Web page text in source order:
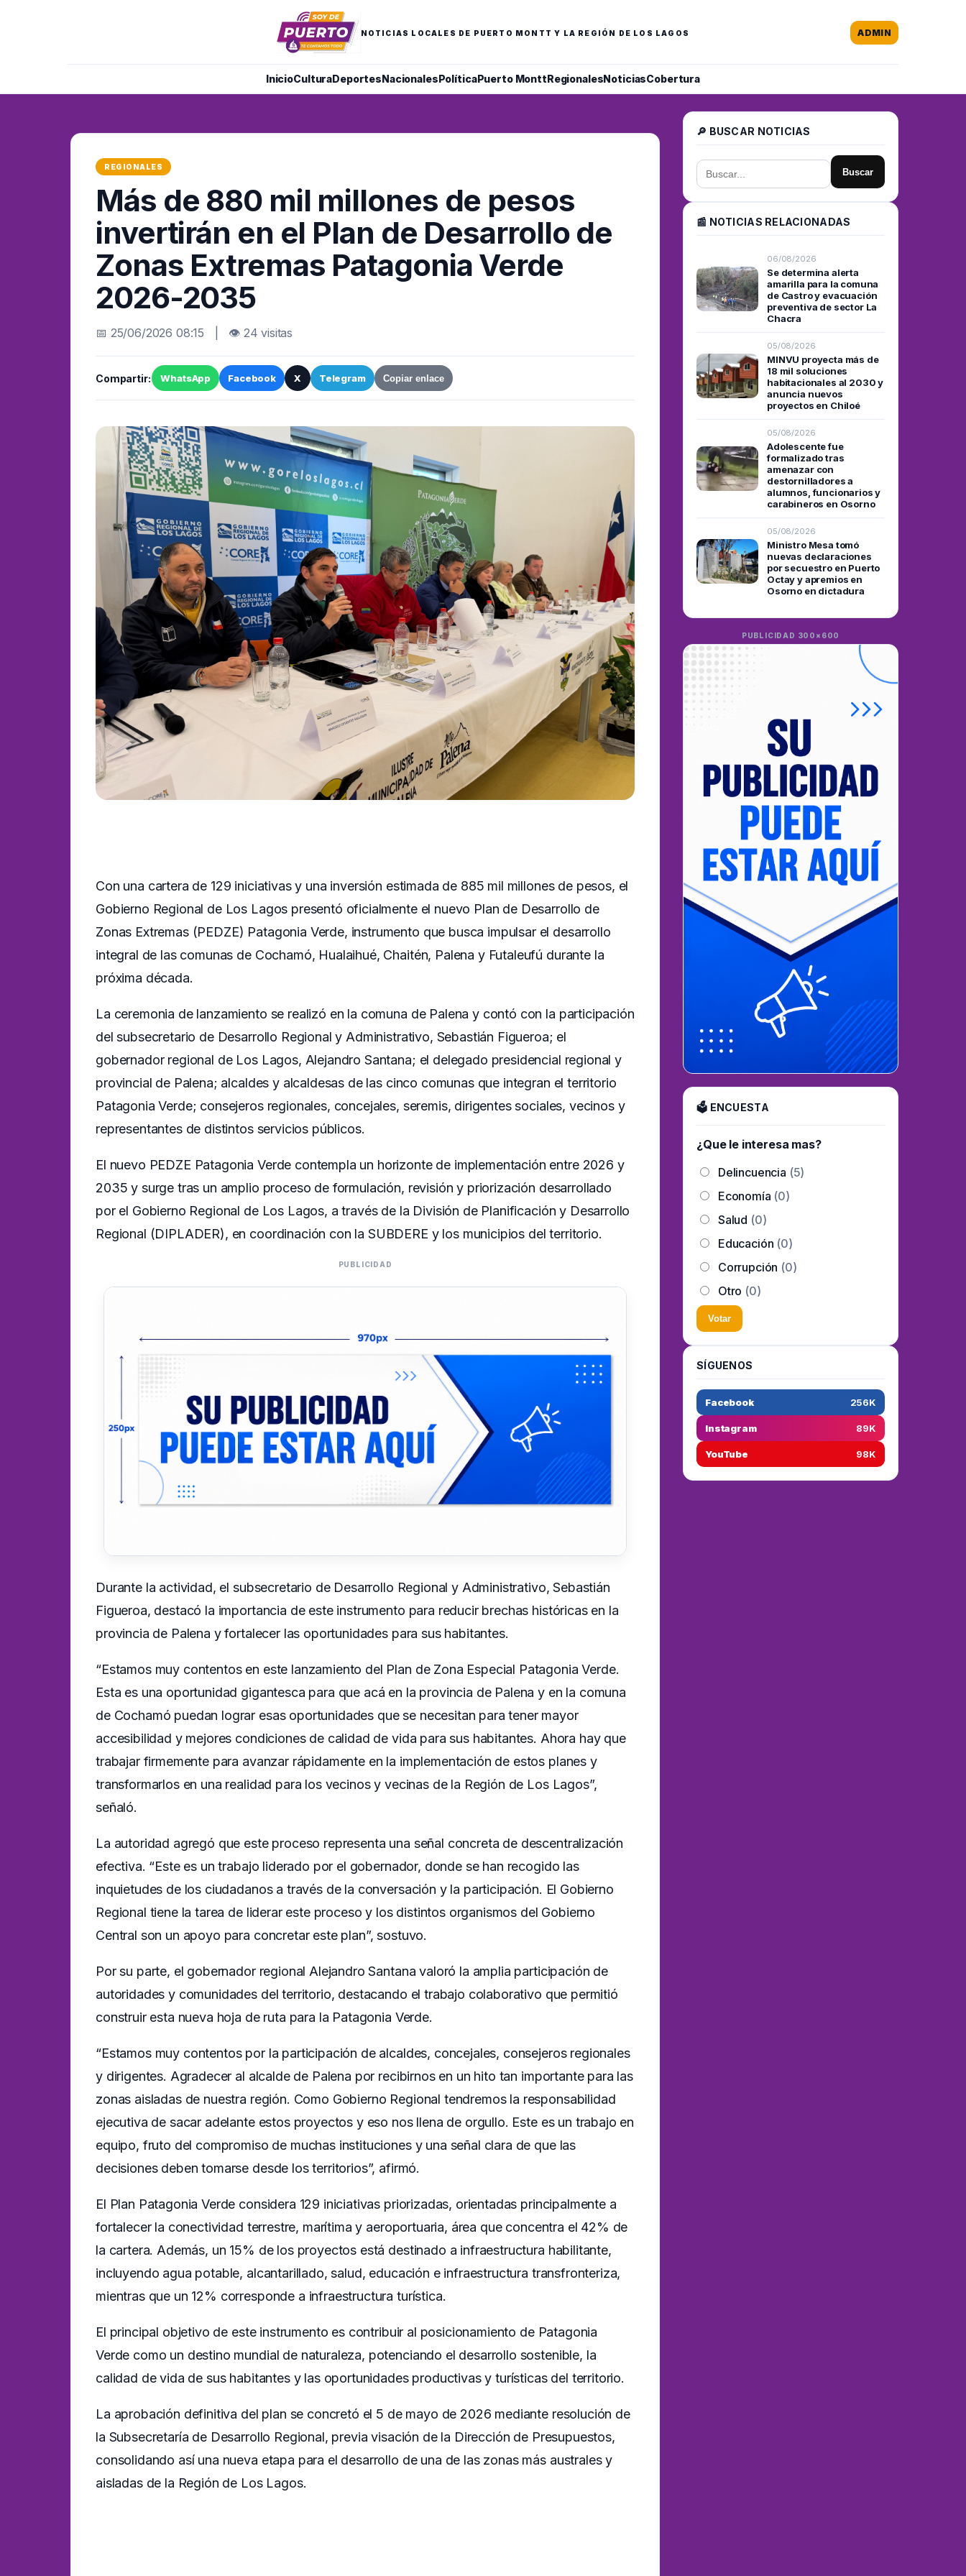
NOTICIAS LOCALES DE PUERTO MONTT Y LA REGIÓN DE LOS LAGOS
InicioCulturaDeportesNacionalesPolíticaPuerto MonttRegionalesNoticiasCobertura
ADMIN
REGIONALES
Más de 880 mil millones de pesos
invertirán en el Plan de Desarrollo de
Zonas Extremas Patagonia Verde
2026-2035
📅 25/06/2026 08:15 | 👁 24 visitas
Compartir: WhatsApp Facebook X Telegram Copiar enlace
Con una cartera de 129 iniciativas y una inversión estimada de 885 mil millones de pesos, el
Gobierno Regional de Los Lagos presentó oficialmente el nuevo Plan de Desarrollo de
Zonas Extremas (PEDZE) Patagonia Verde, instrumento que busca impulsar el desarrollo
integral de las comunas de Cochamó, Hualaihué, Chaitén, Palena y Futaleufú durante la
próxima década.
La ceremonia de lanzamiento se realizó en la comuna de Palena y contó con la participación
del subsecretario de Desarrollo Regional y Administrativo, Sebastián Figueroa; el
gobernador regional de Los Lagos, Alejandro Santana; el delegado presidencial regional y
provincial de Palena; alcaldes y alcaldesas de las cinco comunas que integran el territorio
Patagonia Verde; consejeros regionales, concejales, seremis, dirigentes sociales, vecinos y
representantes de distintos servicios públicos.
El nuevo PEDZE Patagonia Verde contempla un horizonte de implementación entre 2026 y
2035 y surge tras un amplio proceso de formulación, revisión y priorización desarrollado
por el Gobierno Regional de Los Lagos, a través de la División de Planificación y Desarrollo
Regional (DIPLADER), en coordinación con la SUBDERE y los municipios del territorio.
PUBLICIDAD
Durante la actividad, el subsecretario de Desarrollo Regional y Administrativo, Sebastián
Figueroa, destacó la importancia de este instrumento para reducir brechas históricas en la
provincia de Palena y fortalecer las oportunidades para sus habitantes.
“Estamos muy contentos en este lanzamiento del Plan de Zona Especial Patagonia Verde.
Esta es una oportunidad gigantesca para que acá en la provincia de Palena y en la comuna
de Cochamó puedan lograr esas oportunidades que se necesitan para tener mayor
accesibilidad y mejores condiciones de calidad de vida para sus habitantes. Ahora hay que
trabajar firmemente para avanzar rápidamente en la implementación de estos planes y
transformarlos en una realidad para los vecinos y vecinas de la Región de Los Lagos”,
señaló.
La autoridad agregó que este proceso representa una señal concreta de descentralización
efectiva. “Este es un trabajo liderado por el gobernador, donde se han recogido las
inquietudes de los ciudadanos a través de la conversación y la participación. El Gobierno
Regional tiene la tarea de liderar este proceso y los distintos organismos del Gobierno
Central son un apoyo para concretar este plan”, sostuvo.
Por su parte, el gobernador regional Alejandro Santana valoró la amplia participación de
autoridades y comunidades del territorio, destacando el trabajo colaborativo que permitió
construir esta nueva hoja de ruta para la Patagonia Verde.
“Estamos muy contentos por la participación de alcaldes, concejales, consejeros regionales
y dirigentes. Agradecer al alcalde de Palena por recibirnos en un hito tan importante para las
zonas aisladas de nuestra región. Como Gobierno Regional tendremos la responsabilidad
ejecutiva de sacar adelante estos proyectos y eso nos llena de orgullo. Este es un trabajo en
equipo, fruto del compromiso de muchas instituciones y una señal clara de que las
decisiones deben tomarse desde los territorios”, afirmó.
El Plan Patagonia Verde considera 129 iniciativas priorizadas, orientadas principalmente a
fortalecer la conectividad terrestre, marítima y aeroportuaria, área que concentra el 42% de
la cartera. Además, un 15% de los proyectos está destinado a infraestructura habilitante,
incluyendo agua potable, alcantarillado, salud, educación e infraestructura transfronteriza,
mientras que un 12% corresponde a infraestructura turística.
El principal objetivo de este instrumento es contribuir al posicionamiento de Patagonia
Verde como un destino mundial de naturaleza, potenciando el desarrollo sostenible, la
calidad de vida de sus habitantes y las oportunidades productivas y turísticas del territorio.
La aprobación definitiva del plan se concretó el 5 de mayo de 2026 mediante resolución de
la Subsecretaría de Desarrollo Regional, previa visación de la Dirección de Presupuestos,
consolidando así una nueva etapa para el desarrollo de una de las zonas más australes y
aisladas de la Región de Los Lagos.
🔎 BUSCAR NOTICIAS
Buscar
📰 NOTICIAS RELACIONADAS
06/08/2026
Se determina alerta
amarilla para la comuna
de Castro y evacuación
preventiva de sector La
Chacra
05/08/2026
MINVU proyecta más de
18 mil soluciones
habitacionales al 2030 y
anuncia nuevos
proyectos en Chiloé
05/08/2026
Adolescente fue
formalizado tras
amenazar con
destornilladores a
alumnos, funcionarios y
carabineros en Osorno
05/08/2026
Ministro Mesa tomó
nuevas declaraciones
por secuestro en Puerto
Octay y apremios en
Osorno en dictadura
PUBLICIDAD 300×600
🗳 ENCUESTA
¿Que le interesa mas?
Delincuencia (5)
Economía (0)
Salud (0)
Educación (0)
Corrupción (0)
Otro (0)
Votar
SÍGUENOS
Facebook 256K
Instagram 89K
YouTube 98K